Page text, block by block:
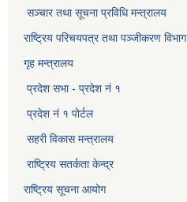
सञ्‍चार तथा सूचना प्रविधि मन्त्रालय
राष्ट्रिय परिचयपत्र तथा पञ्जीकरण विभाग​
गृह मन्त्रालय
प्रदेश सभा - प्रदेश नं १
प्रदेश नं १ पोर्टल
सहरी विकास मन्त्रालय
राष्ट्रिय सतर्कता केन्द्र
राष्ट्रिय सूचना आयोग